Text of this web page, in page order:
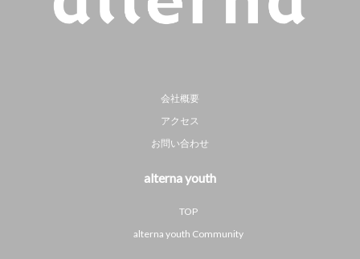
会社概要
アクセス
お問い合わせ
alterna youth
TOP
alterna youth Community